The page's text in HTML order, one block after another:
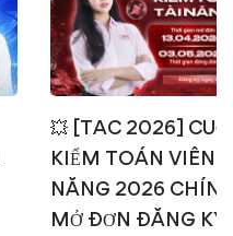
💥 [TAC 2026]
KIỂM TOÁN VIÊN
NĂNG 2026
MỞ ĐƠN ĐĂNG KÝ